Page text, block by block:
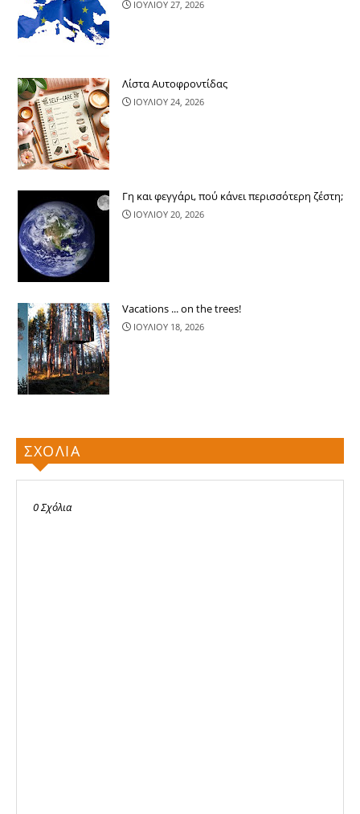
ΙΟΥΛΙΟΥ 27, 2026
Λίστα Αυτοφροντίδας
ΙΟΥΛΙΟΥ 24, 2026
Γη και φεγγάρι, πού κάνει περισσότερ​η ζέστη;
ΙΟΥΛΙΟΥ 20, 2026
Vacations ... on the trees!
ΙΟΥΛΙΟΥ 18, 2026
ΣΧΟΛΙΑ
0 Σχόλια